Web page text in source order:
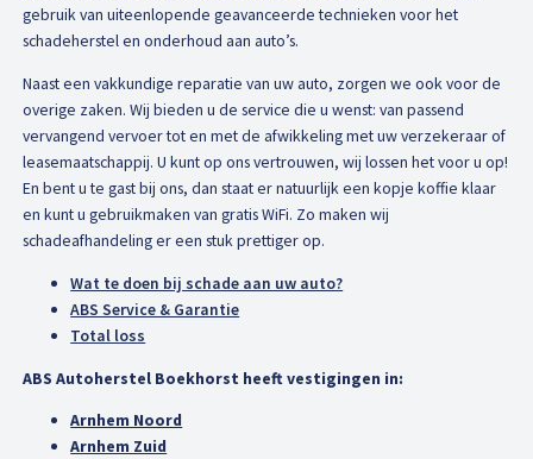
gebruik van uiteenlopende geavanceerde technieken voor het
schadeherstel en onderhoud aan auto’s.
Naast een vakkundige reparatie van uw auto, zorgen we ook voor de
overige zaken. Wij bieden u de service die u wenst: van passend
vervangend vervoer tot en met de afwikkeling met uw verzekeraar of
leasemaatschappij. U kunt op ons vertrouwen, wij lossen het voor u op!
En bent u te gast bij ons, dan staat er natuurlijk een kopje koffie klaar
en kunt u gebruikmaken van gratis WiFi. Zo maken wij
schadeafhandeling er een stuk prettiger op.
Wat te doen bij schade aan uw auto?
ABS Service & Garantie
Total loss
ABS Autoherstel Boekhorst heeft vestigingen in:
Arnhem Noord
Arnhem Zuid